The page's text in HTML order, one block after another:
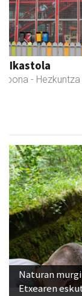
Amasa-
Amasa-Villabona
Previous
Naturan
Etxearen